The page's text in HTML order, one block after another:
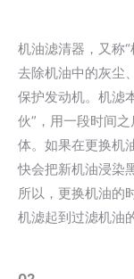
机油滤清器，又称
去除机油中的灰尘
保护发动机。机滤
伙”，用一段时间
体。如果在更换机
快会把新机油浸染黑
所以，更换机油的
机滤起到过滤机油